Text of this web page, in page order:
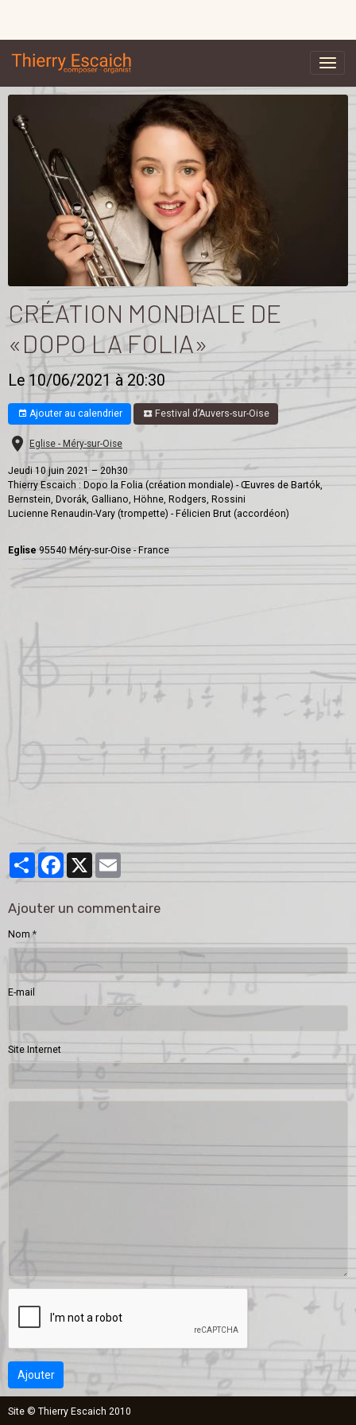
CRÉATION MONDIALE DE
«DOPO LA FOLIA»
Le 10/06/2021 à 20:30
Ajouter au calendrier Festival d’Auvers-sur-Oise
Eglise - Méry-sur-Oise
Jeudi 10 juin 2021 – 20h30
Thierry Escaich : Dopo la Folia (création mondiale) - Œuvres de Bartók,
Bernstein, Dvorák, Galliano, Höhne, Rodgers, Rossini
Lucienne Renaudin-Vary (trompette) - Félicien Brut (accordéon)
Eglise 95540 Méry-sur-Oise - France
PartagerFacebook
Ajouter un commentaire
Nom
E-mail
Site Internet
Ajouter
Site © Thierry Escaich 2010